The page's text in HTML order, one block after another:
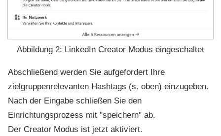
Abbildung 2: LinkedIn Creator Modus eingeschaltet
Abschließend werden Sie aufgefordert Ihre
zielgruppenrelevanten Hashtags (s. oben) einzugeben.
Nach der Eingabe schließen Sie den
Einrichtungsprozess mit "speichern" ab.
Der Creator Modus ist jetzt aktiviert.